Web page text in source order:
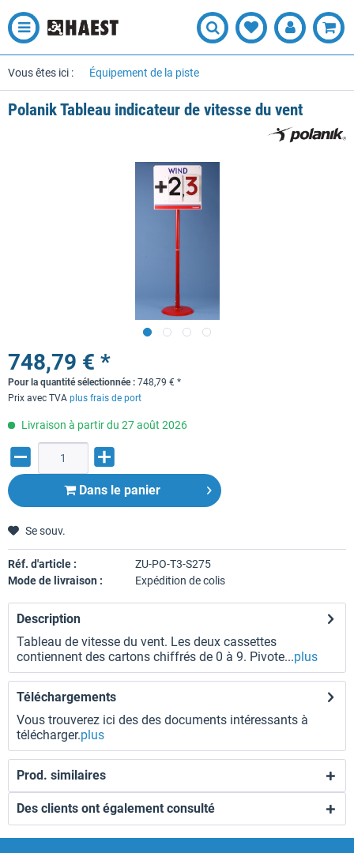
Vous êtes ici : Équipement de la piste
Polanik Tableau indicateur de vitesse du vent
748,79 € *
Pour la quantité sélectionnée : 748,79 € *
Prix avec TVA plus frais de port
Livraison à partir du 27 août 2026
Dans le panier
Se souv.
Réf. d'article :
ZU-PO-T3-S275
Mode de livraison :
Expédition de colis
Description
Tableau de vitesse du vent. Les deux cassettes
contiennent des cartons chiffrés de 0 à 9. Pivote...plus
Téléchargements
Vous trouverez ici des des documents intéressants à
télécharger.plus
Prod. similaires
Des clients ont également consulté